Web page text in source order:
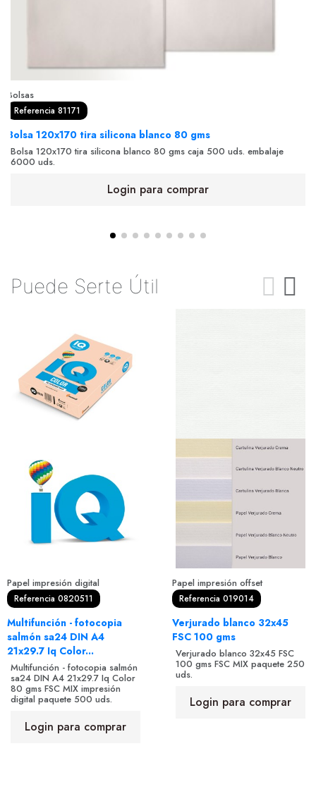
Bolsas
Referencia 81171
Bolsa 120x170 tira silicona blanco 80 gms
Bolsa 120x170 tira silicona blanco 80 gms caja 500 uds. embalaje
6000 uds.
Login para comprar
Puede Serte Útil
Papel impresión digital
Referencia 0820511
Multifunción - fotocopia
salmón sa24 DIN A4
21x29.7 Iq Color...
Multifunción - fotocopia salmón
sa24 DIN A4 21x29.7 Iq Color
80 gms FSC MIX impresión
digital paquete 500 uds.
Login para comprar
Papel impresión offset
Referencia 019014
Verjurado blanco 32x45
FSC 100 gms
Verjurado blanco 32x45 FSC
100 gms FSC MIX paquete 250
uds.
Login para comprar